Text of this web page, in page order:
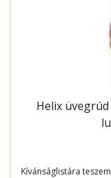
Helix
Kívánságlistára teszem